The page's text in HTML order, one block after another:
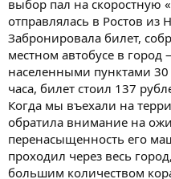
выбор пал на скоростную
отправлялась в Ростов из
Забронировала билет,
местном автобусе в
населенными пунктами
часа, билет стоил 137
Когда мы въехали на
обратила внимание на
перенасыщенность его
проходил через весь
большим количеством